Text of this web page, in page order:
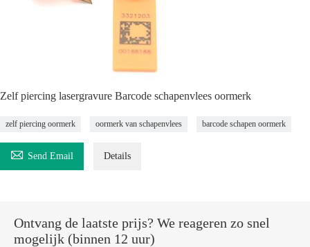
Zelf piercing lasergravure Barcode schapenvlees oormerk
zelf piercing oormerk oormerk van schapenvlees barcode schapen oormerk
 Send Email Details
Ontvang de laatste prijs? We reageren zo snel
mogelijk (binnen 12 uur)